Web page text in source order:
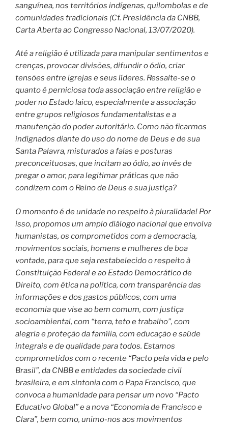
sanguínea, nos territórios indígenas, quilombolas e de
comunidades tradicionais (Cf. Presidência da CNBB,
Carta Aberta ao Congresso Nacional, 13/07/2020).
Até a religião é utilizada para manipular sentimentos e
crenças, provocar divisões, difundir o ódio, criar
tensões entre igrejas e seus líderes. Ressalte-se o
quanto é perniciosa toda associação entre religião e
poder no Estado laico, especialmente a associação
entre grupos religiosos fundamentalistas e a
manutenção do poder autoritário. Como não ficarmos
indignados diante do uso do nome de Deus e de sua
Santa Palavra, misturados a falas e posturas
preconceituosas, que incitam ao ódio, ao invés de
pregar o amor, para legitimar práticas que não
condizem com o Reino de Deus e sua justiça?
O momento é de unidade no respeito à pluralidade! Por
isso, propomos um amplo diálogo nacional que envolva
humanistas, os comprometidos com a democracia,
movimentos sociais, homens e mulheres de boa
vontade, para que seja restabelecido o respeito à
Constituição Federal e ao Estado Democrático de
Direito, com ética na política, com transparência das
informações e dos gastos públicos, com uma
economia que vise ao bem comum, com justiça
socioambiental, com “terra, teto e trabalho”, com
alegria e proteção da família, com educação e saúde
integrais e de qualidade para todos. Estamos
comprometidos com o recente “Pacto pela vida e pelo
Brasil”, da CNBB e entidades da sociedade civil
brasileira, e em sintonia com o Papa Francisco, que
convoca a humanidade para pensar um novo “Pacto
Educativo Global” e a nova “Economia de Francisco e
Clara”, bem como, unimo-nos aos movimentos